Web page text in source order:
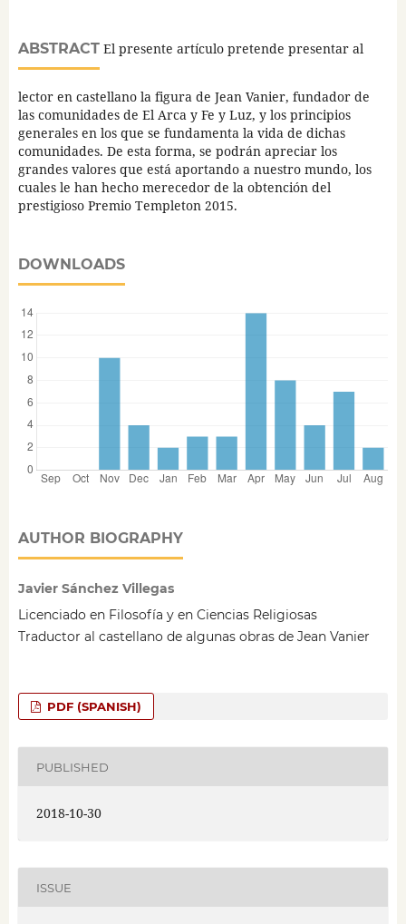
ABSTRACTEl presente artículo pretende presentar al
lector en castellano la figura de Jean Vanier, fundador de
las comunidades de El Arca y Fe y Luz, y los principios
generales en los que se fundamenta la vida de dichas
comunidades. De esta forma, se podrán apreciar los
grandes valores que está aportando a nuestro mundo, los
cuales le han hecho merecedor de la obtención del
prestigioso Premio Templeton 2015.
DOWNLOADS
AUTHOR BIOGRAPHY
Javier Sánchez Villegas
Licenciado en Filosofía y en Ciencias Religiosas
Traductor al castellano de algunas obras de Jean Vanier
PDF (SPANISH)
PUBLISHED
2018-10-30
ISSUE